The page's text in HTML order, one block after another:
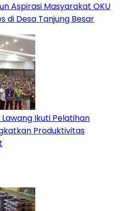
Aspirasi Masyarakat OKU
di Desa Tanjung Besar
Lawang Ikuti Pelatihan
Produktivitas